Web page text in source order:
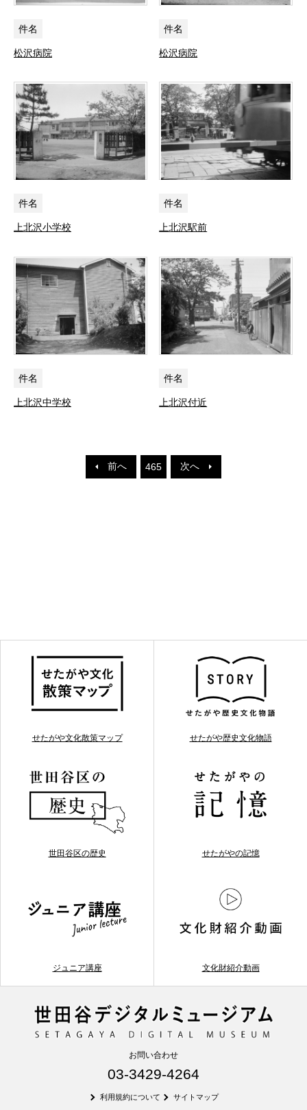
件名
松沢病院
件名
松沢病院
件名
上北沢小学校
件名
上北沢駅前
件名
上北沢中学校
件名
上北沢付近
前へ 465 次へ
せたがや文化散策マップ せたがや歴史文化物語
世田谷区の歴史 せたがやの記憶
ジュニア講座 文化財紹介動画
お問い合わせ
03-3429-4264
利用規約について サイトマップ